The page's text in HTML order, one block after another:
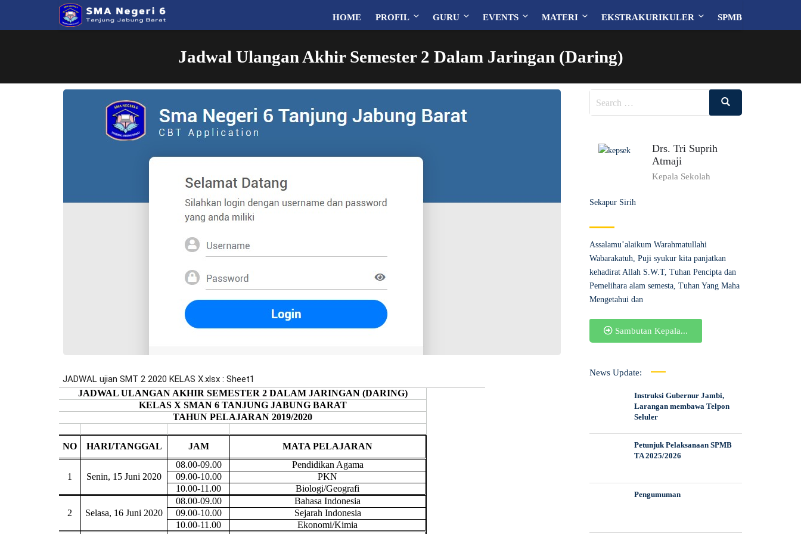
HOME PROFIL GURU EVENTS MATERI EKSTRAKURIKULER SPMB
Jadwal Ulangan Akhir Semester 2 Dalam Jaringan (Daring)
Search
Drs. Tri Suprih
Atmaji
Kepala Sekolah
Sekapur Sirih
Assalamu’alaikum Warahmatullahi
Wabarakatuh, Puji syukur kita panjatkan
kehadirat Allah S.W.T, Tuhan Pencipta dan
Pemelihara alam semesta, Tuhan Yang Maha
Mengetahui dan
Sambutan Kepala...
News Update:
Instruksi Gubernur Jambi,
Larangan membawa Telpon
Seluler
Petunjuk Pelaksanaan SPMB
TA 2025/2026
Pengumuman